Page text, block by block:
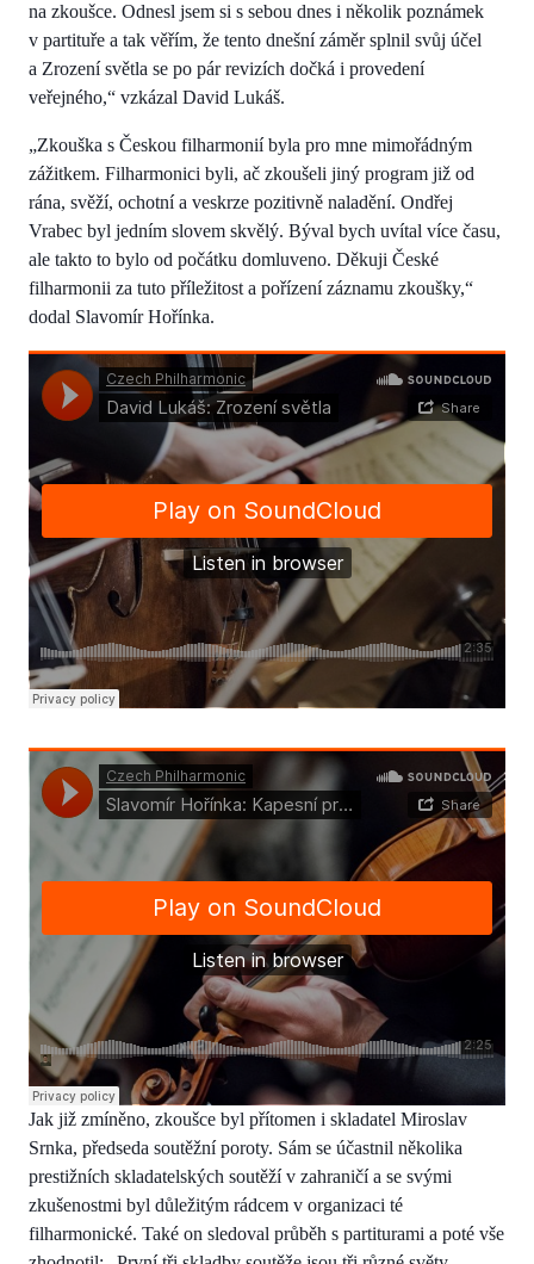
na zkoušce. Odnesl jsem si s sebou dnes i několik poznámek
v partituře a tak věřím, že tento dnešní záměr splnil svůj účel
a Zrození světla se po pár revizích dočká i provedení
veřejného,“ vzkázal David Lukáš.
„Zkouška s Českou filharmonií byla pro mne mimořádným
zážitkem. Filharmonici byli, ač zkoušeli jiný program již od
rána, svěží, ochotní a veskrze pozitivně naladění. Ondřej
Vrabec byl jedním slovem skvělý. Býval bych uvítal více času,
ale takto to bylo od počátku domluveno. Děkuji České
filharmonii za tuto příležitost a pořízení záznamu zkoušky,“
dodal Slavomír Hořínka.
Jak již zmíněno, zkoušce byl přítomen i skladatel Miroslav
Srnka, předseda soutěžní poroty. Sám se účastnil několika
prestižních skladatelských soutěží v zahraničí a se svými
zkušenostmi byl důležitým rádcem v organizaci té
filharmonické. Také on sledoval průběh s partiturami a poté vše